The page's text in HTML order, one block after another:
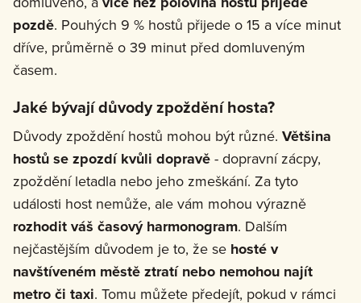
pozdě. Pouhých 9 % hostů přijede o 15 a více minut
dříve, průměrně o 39 minut před domluveným
časem.
Jaké bývají důvody zpoždění hosta?
Důvody zpoždění hostů mohou být různé. Většina
hostů se zpozdí kvůli dopravě - dopravní zácpy,
zpoždění letadla nebo jeho zmeškání. Za tyto
události host nemůže, ale vám mohou výrazně
rozhodit váš časový harmonogram. Dalším
nejčastějším důvodem je to, že se hostév
navštíveném městě ztratí nebo nemohou najít
metro či taxi. Tomu můžete předejít, pokud v rámci